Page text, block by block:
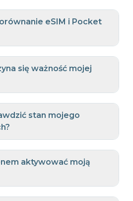
eSIM i Pocket
się ważność mojej
stan mojego
aktywować moją